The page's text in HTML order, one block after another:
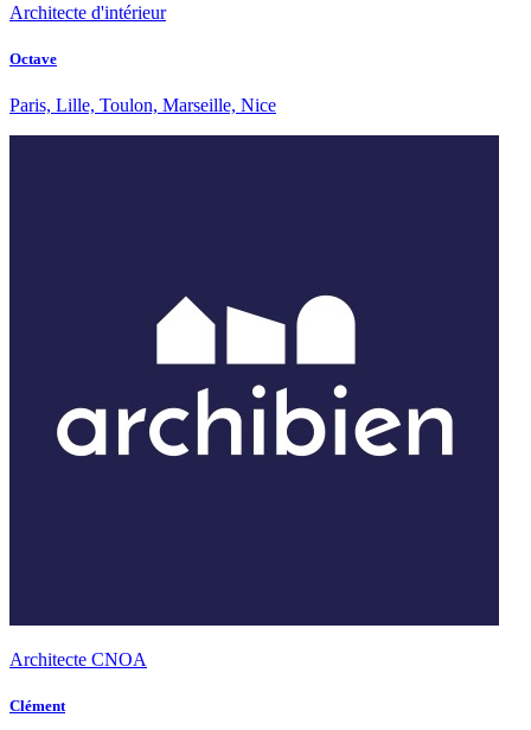
Architecte d'intérieur
Octave
Paris, Lille, Toulon, Marseille, Nice
Architecte CNOA
Clément